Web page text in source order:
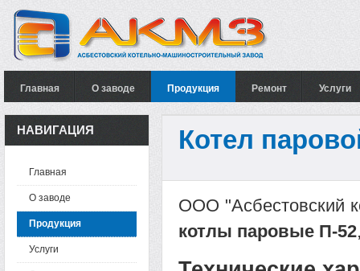
Главная О заводе Продукция Ремонт Услуги
Котел
ООО "Асбестовский
котлы паровые П-52
НАВИГАЦИЯ
Главная
О заводе
Продукция
Услуги